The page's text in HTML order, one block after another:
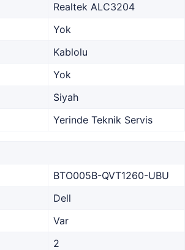
Realtek ALC3204
Yok
Kablolu
Yok
Siyah
Yerinde Teknik Servis
BTO005B-QVT1260-UBU
Dell
Var
2